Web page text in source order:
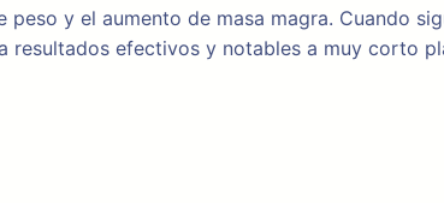
y el aumento de masa magra. Cuando
efectivos y notables a muy corto